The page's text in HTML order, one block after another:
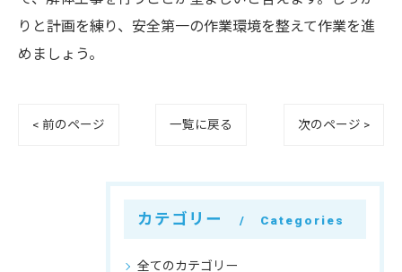
りと計画を練り、安全第一の作業環境を整えて作業を進
めましょう。
< 前のページ 一覧に戻る 次のページ >
カテゴリー Categories
全てのカテゴリー